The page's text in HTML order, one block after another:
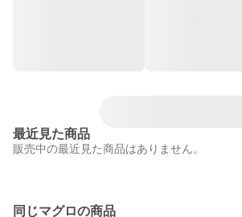
最近見た商品
販売中の最近見た商品はありません。
同じマグロの商品